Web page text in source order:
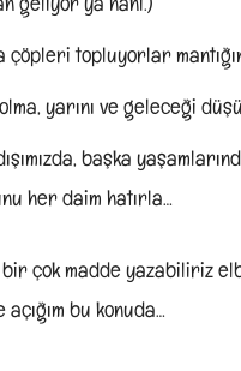
çöpleri topluyorlar
yarını ve geleceği
başka
her daim hatırla…
çok madde yazabiliriz
bu konuda…